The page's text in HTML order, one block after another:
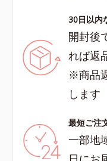
30日以内
開封後
れば返
※商品
します
最短ご注
一部地